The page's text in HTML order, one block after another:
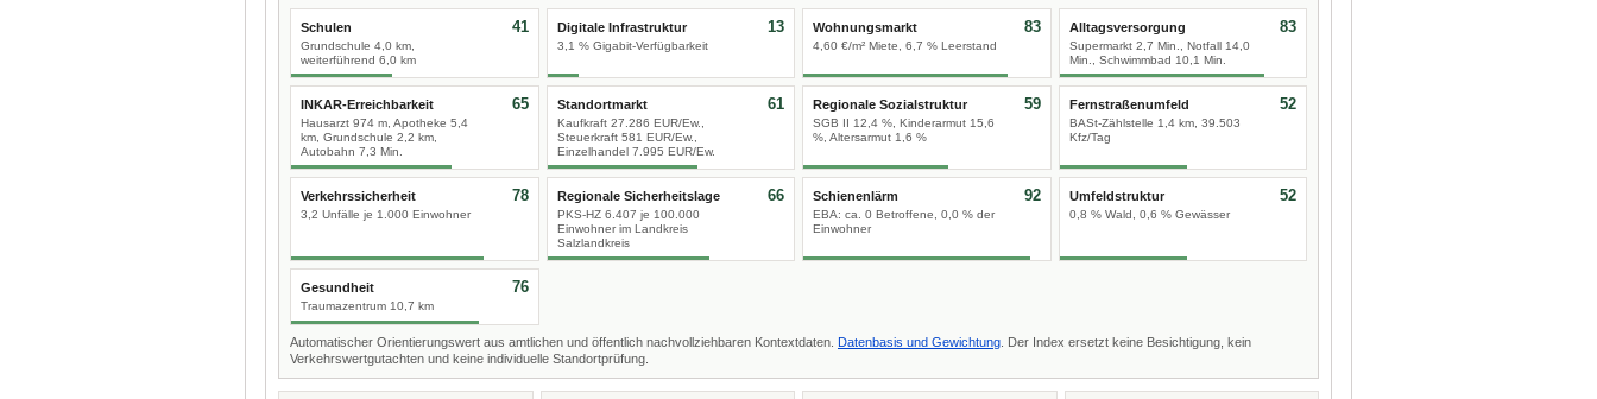
Schulen
Grundschule 4,0 km,
weiterführend 6,0 km
41 Digitale Infrastruktur
3,1 % Gigabit-Verfügbarkeit
13 Wohnungsmarkt
4,60 €/m² Miete, 6,7 % Leerstand
83 Alltagsversorgung
Supermarkt 2,7 Min., Notfall 14,0
Min., Schwimmbad 10,1 Min.
83
INKAR-Erreichbarkeit
Hausarzt 974 m, Apotheke 5,4
km, Grundschule 2,2 km,
Autobahn 7,3 Min.
65 Standortmarkt
Kaufkraft 27.286 EUR/Ew.,
Steuerkraft 581 EUR/Ew.,
Einzelhandel 7.995 EUR/Ew.
61 Regionale Sozialstruktur
SGB II 12,4 %, Kinderarmut 15,6
%, Altersarmut 1,6 %
59 Fernstraßenumfeld
BASt-Zählstelle 1,4 km, 39.503
Kfz/Tag
52
Verkehrssicherheit
3,2 Unfälle je 1.000 Einwohner
78 Regionale Sicherheitslage
PKS-HZ 6.407 je 100.000
Einwohner im Landkreis
Salzlandkreis
66 Schienenlärm
EBA: ca. 0 Betroffene, 0,0 % der
Einwohner
92 Umfeldstruktur
0,8 % Wald, 0,6 % Gewässer
52
Gesundheit
Traumazentrum 10,7 km
76
Automatischer Orientierungswert aus amtlichen und öffentlich nachvollziehbaren Kontextdaten. Datenbasis und Gewichtung . Der Index ersetzt keine Besichtigung, kein
Verkehrswertgutachten und keine individuelle Standortprüfung.